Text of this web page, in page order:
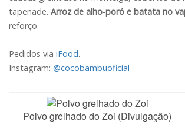
tapenade. Arroz de alho-poró e batata no
reforço.
Pedidos via iFood.
Instagram: @cocobambuoficial
Polvo grelhado do Zoi (Divulgação)